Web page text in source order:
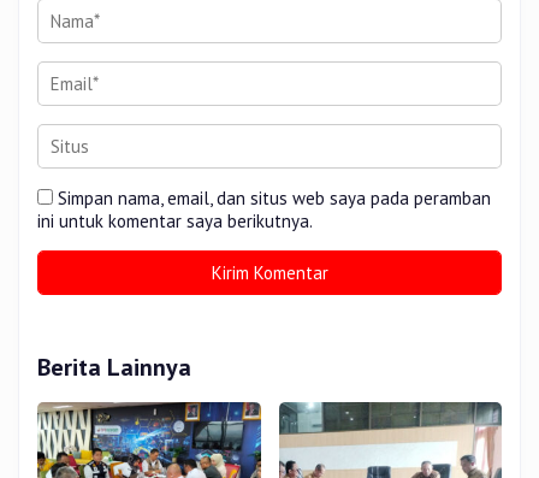
Simpan nama, email, dan situs web saya pada peramban
ini untuk komentar saya berikutnya.
Berita Lainnya